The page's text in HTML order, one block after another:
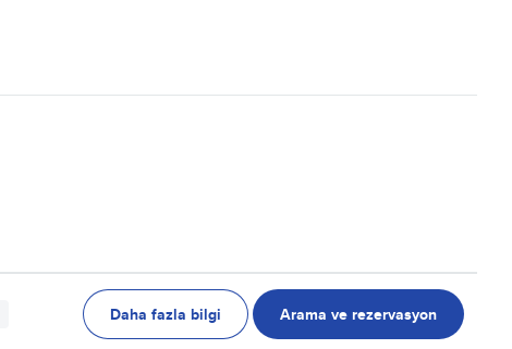
Daha fazla bilgi Arama ve rezervasyon